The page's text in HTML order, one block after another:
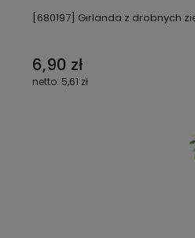
[680197] Girlanda z drobnych
6,90 zł
5,61 zł